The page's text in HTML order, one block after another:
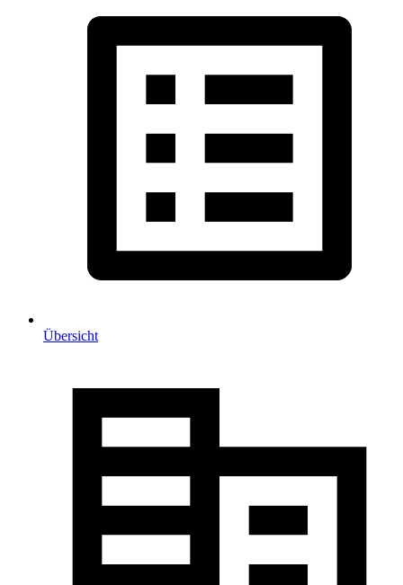
Übersicht